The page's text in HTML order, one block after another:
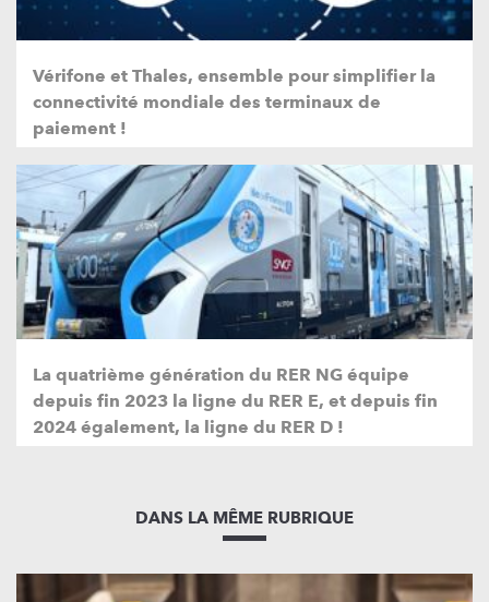
Vérifone et Thales, ensemble pour simplifier la
connectivité mondiale des terminaux de
paiement !
La quatrième génération du RER NG équipe
depuis fin 2023 la ligne du RER E, et depuis fin
2024 également, la ligne du RER D !
DANS LA MÊME RUBRIQUE